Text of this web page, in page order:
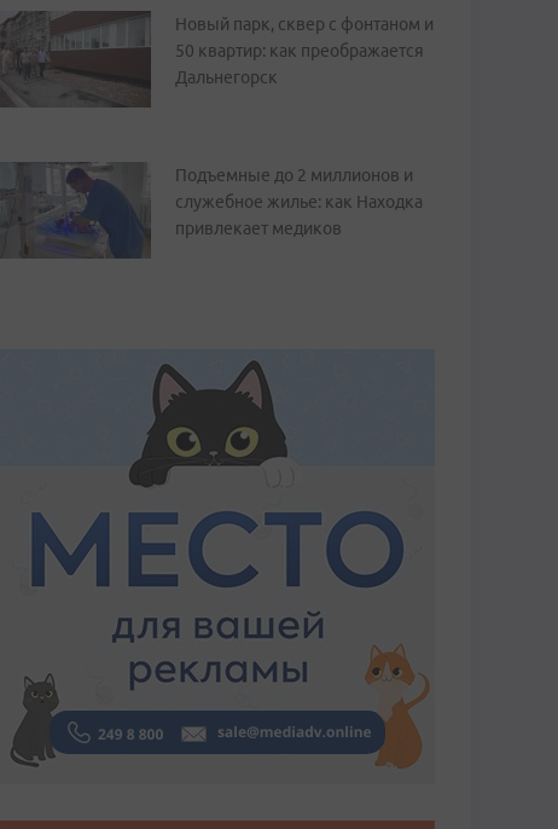
Новый парк, сквер с фонтаном и
50 квартир: как преображается
Дальнегорск
Подъемные до 2 миллионов и
служебное жилье: как Находка
привлекает медиков